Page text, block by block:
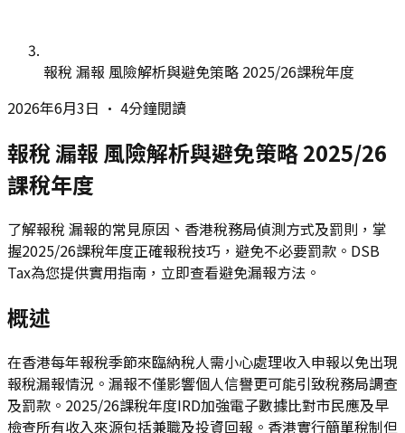
報稅 漏報 風險解析與避免策略 2025/26課稅年度
2026年6月3日 • 4分鐘閱讀
報稅 漏報 風險解析與避免策略 2025/26
課稅年度
了解報稅 漏報的常見原因、香港稅務局偵測方式及罰則，掌
握2025/26課稅年度正確報稅技巧，避免不必要罰款。DSB
Tax為您提供實用指南，立即查看避免漏報方法。
概述
在香港每年報稅季節來臨納稅人需小心處理收入申報以免出現
報稅漏報情況。漏報不僅影響個人信譽更可能引致稅務局調查
及罰款。2025/26課稅年度IRD加強電子數據比對市民應及早
檢查所有收入來源包括兼職及投資回報。香港實行簡單稅制但